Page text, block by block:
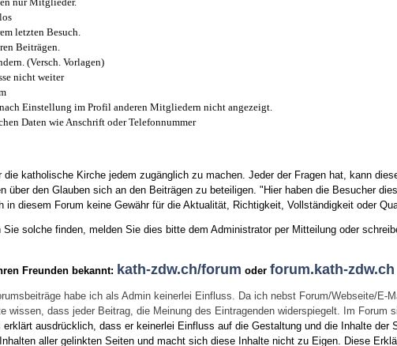
letzten Besuch.
Beiträgen.
(Versch. Vorlagen)
nicht weiter
Einstellung im Profil anderen Mitgliedern nicht angezeigt.
Daten wie Anschrift oder Telefonnummer
katholische Kirche jedem zugänglich zu machen. Jeder der Fragen hat, kann
über den Glauben sich an den Beiträgen zu beteiligen. "Hier haben die Besucher
diesem Forum keine Gewähr für die Aktualität, Richtigkeit, Vollständigkeit oder
solche finden, melden Sie dies bitte dem Administrator per Mitteilung oder
Freunden bekannt: kath-zdw.ch/forum oderforum.kath-zdw.ch
habe ich als Admin keinerlei Einfluss. Da ich nebst Forum/Webseite/
dass jeder Beitrag, die Meinung des Eintragenden widerspiegelt. Im Forum
erklärt ausdrücklich, dass er keinerlei Einfluss auf die Gestaltung und die Inhalte
aller gelinkten Seiten und macht sich diese Inhalte nicht zu Eigen.
Diese